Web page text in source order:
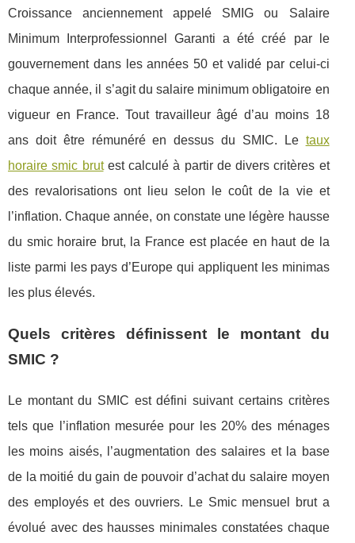
Croissance anciennement appelé SMIG ou Salaire
Minimum Interprofessionnel Garanti a été créé par le
gouvernement dans les années 50 et validé par celui-ci
chaque année, il s’agit du salaire minimum obligatoire en
vigueur en France. Tout travailleur âgé d’au moins 18
ans doit être rémunéré en dessus du SMIC. Le taux
horaire smic brutest calculé à partir de divers critères et
des revalorisations ont lieu selon le coût de la vie et
l’inflation. Chaque année, on constate une légère hausse
du smic horaire brut, la France est placée en haut de la
liste parmi les pays d’Europe qui appliquent les minimas
les plus élevés.
Quels critères définissent le montant du
SMIC ?
Le montant du SMIC est défini suivant certains critères
tels que l’inflation mesurée pour les 20% des ménages
les moins aisés, l’augmentation des salaires et la base
de la moitié du gain de pouvoir d’achat du salaire moyen
des employés et des ouvriers. Le Smic mensuel brut a
évolué avec des hausses minimales constatées chaque